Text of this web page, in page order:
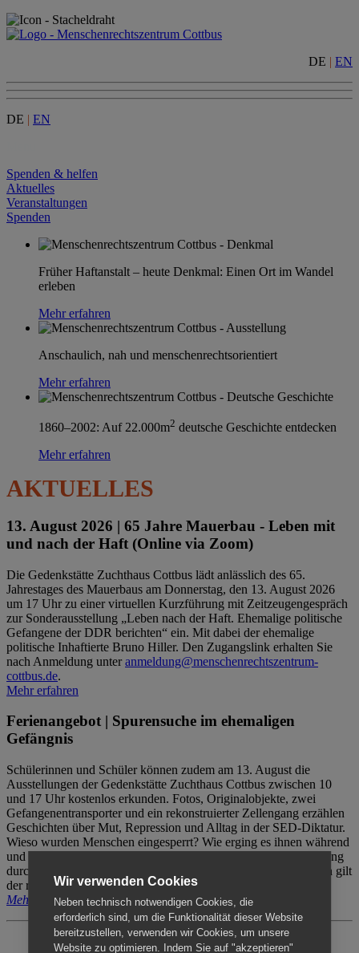
DE | EN
DE | EN
Spenden & helfen
Aktuelles
Veranstaltungen
Spenden
Früher Haftanstalt – heute Denkmal: Einen Ort im Wandel
erleben
Mehr erfahren
Anschaulich, nah und menschenrechtsorientiert
Mehr erfahren
1860–2002: Auf 22.000m2 deutsche Geschichte entdecken
Mehr erfahren
AKTUELLES
13. August 2026 | 65 Jahre Mauerbau - Leben mit
und nach der Haft (Online via Zoom)
Die Gedenkstätte Zuchthaus Cottbus lädt anlässlich des 65.
Jahrestages des Mauerbaus am Donnerstag, den 13. August 2026
um 17 Uhr zu einer virtuellen Kurzführung mit Zeitzeugengespräch
zur Sonderausstellung „Leben nach der Haft. Ehemalige politische
Gefangene der DDR berichten“ ein. Mit dabei der ehemalige
politische Inhaftierte Bruno Hiller. Den Zugangslink erhalten Sie
nach Anmeldung unteranmeldung@menschenrechtszentrum-
cottbus.de.
Mehr erfahren
Ferienangebot | Spurensuche im ehemaligen
Gefängnis
Schülerinnen und Schüler können zudem am 13. August die
Ausstellungen der Gedenkstätte Zuchthaus Cottbus zwischen 10
und 17 Uhr kostenlos erkunden. Fotos, Originalobjekte, zwei
Gefangenentransporter und ein rekonstruierter Zellengang erzählen
Geschichten über Mut, Repression und Alltag in der SED-Diktatur.
Wieso wurden Menschen eingesperrt? Wie erging es ihnen während
und nach der Haft? Der Besuch erfolgt individuell ohne Betreuung
durch das Menschenrechtszentrum Cottbus. Für Begleitpersonen gilt
der reguläre Eintritt (8€ / ermäßigt 5€).
Mehr erfahren
Wir verwenden Cookies
Neben technisch notwendigen Cookies, die
erforderlich sind, um die Funktionalität dieser Website
bereitzustellen, verwenden wir Cookies, um unsere
Website zu optimieren. Indem Sie auf "akzeptieren"